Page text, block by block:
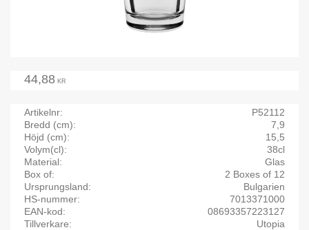
44,88 KR
Artikelnr
P52112
Bredd (cm)
7,9
Höjd (cm)
15,5
Volym(cl)
38cl
Material
Glas
Box of
2 Boxes of 12
Ursprungsland
Bulgarien
HS-nummer
7013371000
EAN-kod
08693357223127
Tillverkare
Utopia